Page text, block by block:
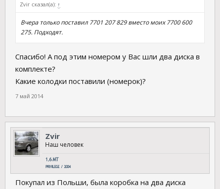
Zvir сказал(а): ↑
Вчера только поставил 7701 207 829 вместо моих 7700 600
275. Подходят.
Спасибо! А под этим номером у Вас шли два диска в
комплекте?
Какие колодки поставили (номерок)?
7 май 2014
Zvir
Наш человек
Покупал из Польши, была коробка на два диска